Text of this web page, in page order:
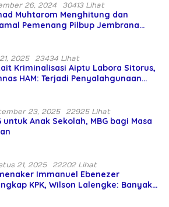
26, 2024 30413 Lihat
Muhtarom Menghitung dan
Pemenang Pilbup Jembrana
2025 23434 Lihat
Kriminalisasi Aiptu Labora Sitorus,
HAM: Terjadi Penyalahgunaan
23, 2025 22925 Lihat
untuk Anak Sekolah, MBG bagi Masa
21, 2025 22202 Lihat
Immanuel Ebenezer
KPK, Wilson Lalengke: Banyak